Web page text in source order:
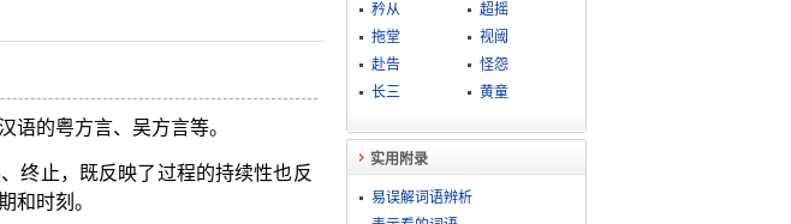
语的粤方言、吴方言等。
终止，既反映了过程的持续性也反
和时刻。
矜从
超摇
拖堂
视阈
赴告
怪怨
长三
黄童
实用附录
易误解词语辨析